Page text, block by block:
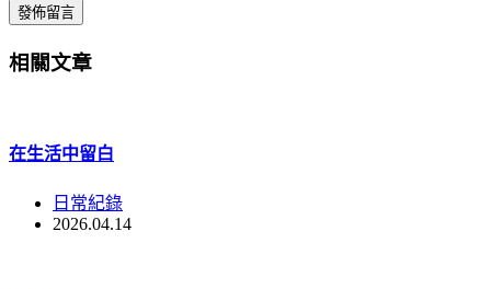
發佈留言
相關文章
在生活中留白
日常紀錄
2026.04.14